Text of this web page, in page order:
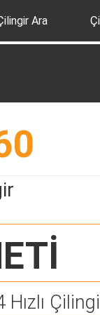
Ara